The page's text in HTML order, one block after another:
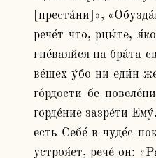
[преста́ни]»,
рече́т что, рцы́те,
гне́ваяйся на бра́та
ве́щех у́бо ни еди́н
го́рдости бе
горде́ние зазре́ти
есть Себе́ в чуде́с
устроя́ет, рече́ он: